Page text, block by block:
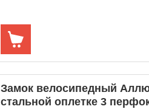
Замок велосипедный
стальной оплетке 3